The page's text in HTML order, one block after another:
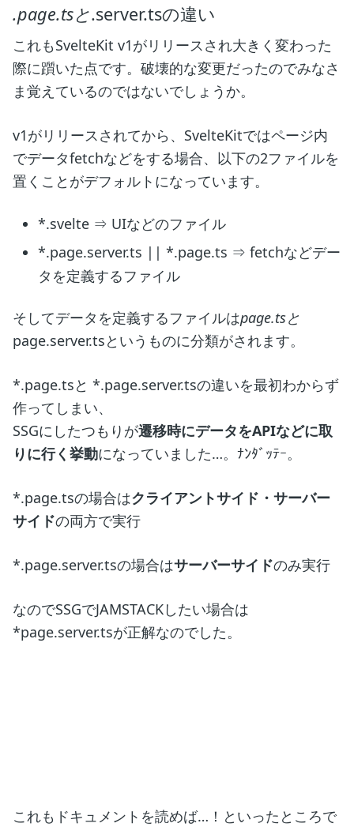
.page.tsと.server.tsの違い
これもSvelteKit v1がリリースされ大きく変わった
際に躓いた点です。破壊的な変更だったのでみなさ
ま覚えているのではないでしょうか。
v1がリリースされてから、SvelteKitではページ内
でデータfetchなどをする場合、以下の2ファイルを
置くことがデフォルトになっています。
*.svelte ⇒ UIなどのファイル
*.page.server.ts || *.page.ts ⇒ fetchなどデー
タを定義するファイル
そしてデータを定義するファイルはpage.tsと
page.server.tsというものに分類がされます。
*.page.tsと *.page.server.tsの違いを最初わからず
作ってしまい、
SSGにしたつもりが遷移時にデータをAPIなどに取
りに行く挙動になっていました…。ﾅﾝﾀﾞｯﾃｰ。
*.page.tsの場合はクライアントサイド・サーバー
サイドの両方で実行
*.page.server.tsの場合はサーバーサイドのみ実行
なのでSSGでJAMSTACKしたい場合は
*page.server.tsが正解なのでした。
これもドキュメントを読めば…！といったところで